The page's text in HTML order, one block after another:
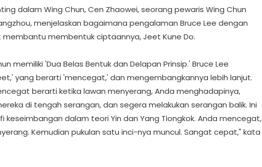
dalam Wing Chun, Cen Zhaowei, seorang pewaris Wing Chun
menjelaskan bagaimana pengalaman Bruce Lee dengan
membentuk ciptaannya, Jeet Kune Do.
memiliki 'Dua Belas Bentuk dan Delapan Prinsip.' Bruce Lee
yang berarti 'mencegat,' dan mengembangkannya lebih lanjut.
berarti ketika lawan menyerang, Anda menghadapinya,
di tengah serangan, dan segera melakukan serangan balik. Ini
keseimbangan dalam teori Yin dan Yang Tiongkok. Anda mencegat,
Kemudian pukulan satu inci-nya muncul. Sangat cepat," kata